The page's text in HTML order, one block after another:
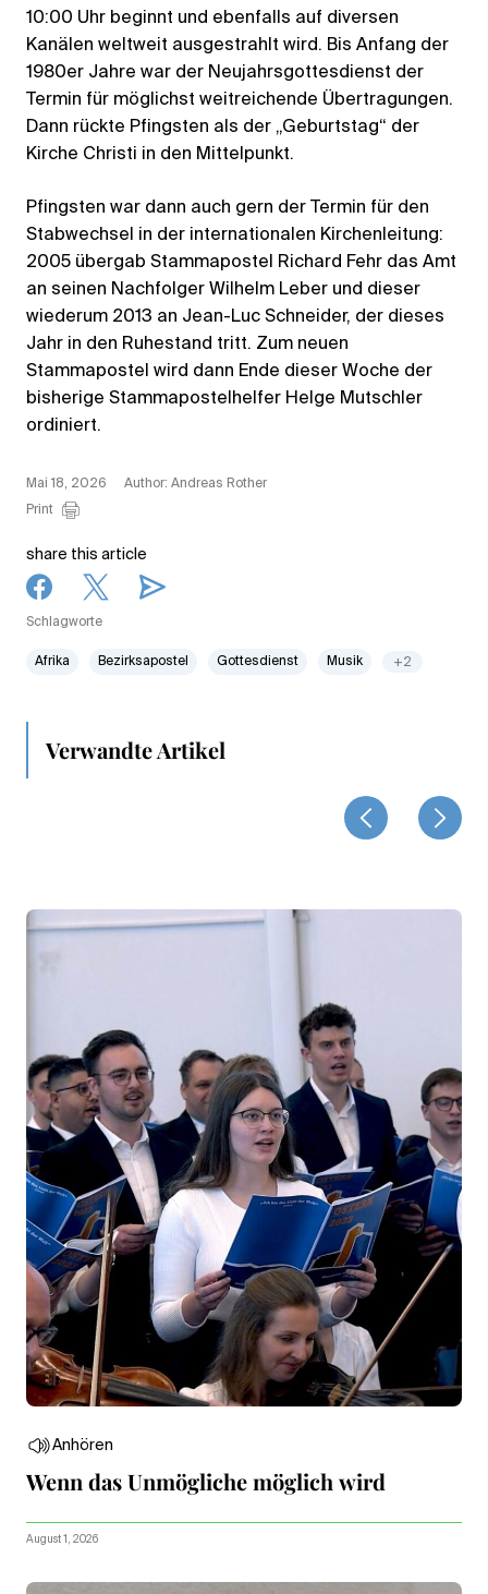
10:00 Uhr beginnt und ebenfalls auf diversen
Kanälen weltweit ausgestrahlt wird. Bis Anfang der
1980er Jahre war der Neujahrsgottesdienst der
Termin für möglichst weitreichende Übertragungen.
Dann rückte Pfingsten als der „Geburtstag“ der
Kirche Christi in den Mittelpunkt.
Pfingsten war dann auch gern der Termin für den
Stabwechsel in der internationalen Kirchenleitung:
2005 übergab Stammapostel Richard Fehr das Amt
an seinen Nachfolger Wilhelm Leber und dieser
wiederum 2013 an Jean-Luc Schneider, der dieses
Jahr in den Ruhestand tritt. Zum neuen
Stammapostel wird dann Ende dieser Woche der
bisherige Stammapostelhelfer Helge Mutschler
ordiniert.
Mai 18, 2026
Author: Andreas Rother
Print
share this article
Schlagworte
Afrika Bezirksapostel Gottesdienst Musik +2
Verwandte Artikel
Anhören
Wenn das Unmögliche möglich wird
August 1, 2026